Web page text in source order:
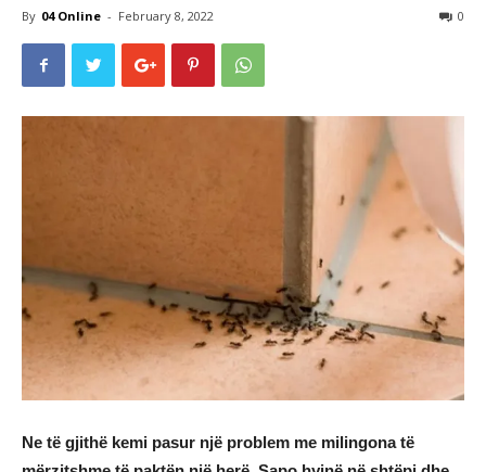
By 04 Online - February 8, 2022 0
Ne të gjithë kemi pasur një problem me milingona të